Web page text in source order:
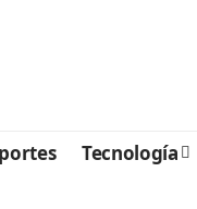
Tecnología